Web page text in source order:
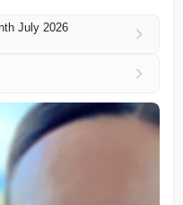
July 2026